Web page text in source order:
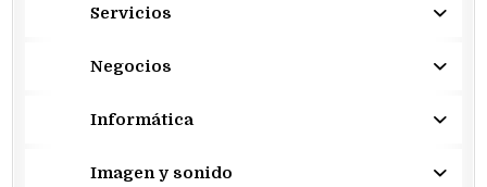
Servicios
Negocios
Informática
Imagen y sonido